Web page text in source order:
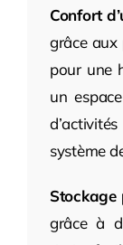
Confort
grâce aux
pour une
un
système
Stockage
grâce à